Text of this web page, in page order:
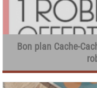
Bon plan Cache-